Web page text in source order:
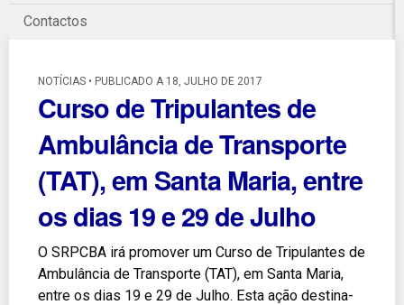
Contactos
NOTÍCIAS • PUBLICADO A 18, JULHO DE 2017
Curso de Tripulantes de
Ambulância de Transporte
(TAT), em Santa Maria, entre
os dias 19 e 29 de Julho
O SRPCBA irá promover um Curso de Tripulantes de
Ambulância de Transporte (TAT), em Santa Maria,
entre os dias 19 e 29 de Julho. Esta ação destina-